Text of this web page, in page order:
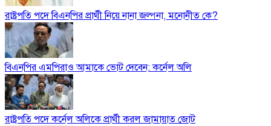
রাষ্ট্রপতি পদে বিএনপির প্রার্থী নিয়ে নানা জল্পনা, মনোনীত কে?
বিএনপির এমপিরাও আমাকে ভোট দেবেন: কর্নেল অলি
রাষ্ট্রপতি পদে কর্নেল অলিকে প্রার্থী করল জামায়াত জোট